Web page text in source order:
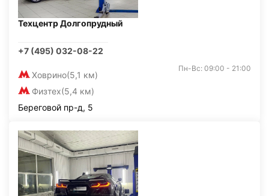
Техцентр Долгопрудный
+7 (495) 032-08-22
Ховрино(5,1 км)
Физтех(5,4 км)
Пн-Вс: 09:00 - 21:00
Береговой пр-д, 5